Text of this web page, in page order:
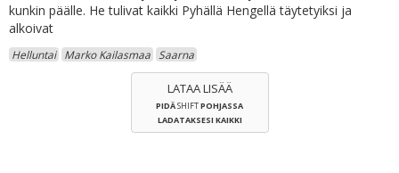
kunkin päälle. He tulivat kaikki Pyhällä Hengellä täytetyiksi ja
alkoivat
Helluntai Marko Kailasmaa Saarna
LATAA LISÄÄ
PIDÄSHIFTPOHJASSA
LADATAKSESI KAIKKI